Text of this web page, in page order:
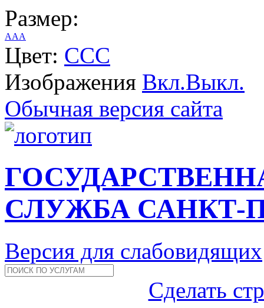
Размер:
AAA
Цвет: CCC
Изображения Вкл.Выкл.
Обычная версия сайта
СЛУЖБА САНКТ-
Версия для слабовидящих
Сделать